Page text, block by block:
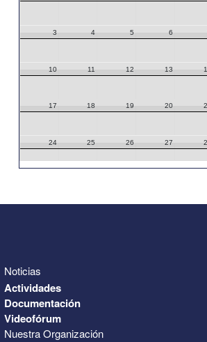
3 4 5 6
10 11 12 13
17 18 19 20
24 25 26 27
Noticias
Actividades
Documentación
Videofórum
Nuestra Organización